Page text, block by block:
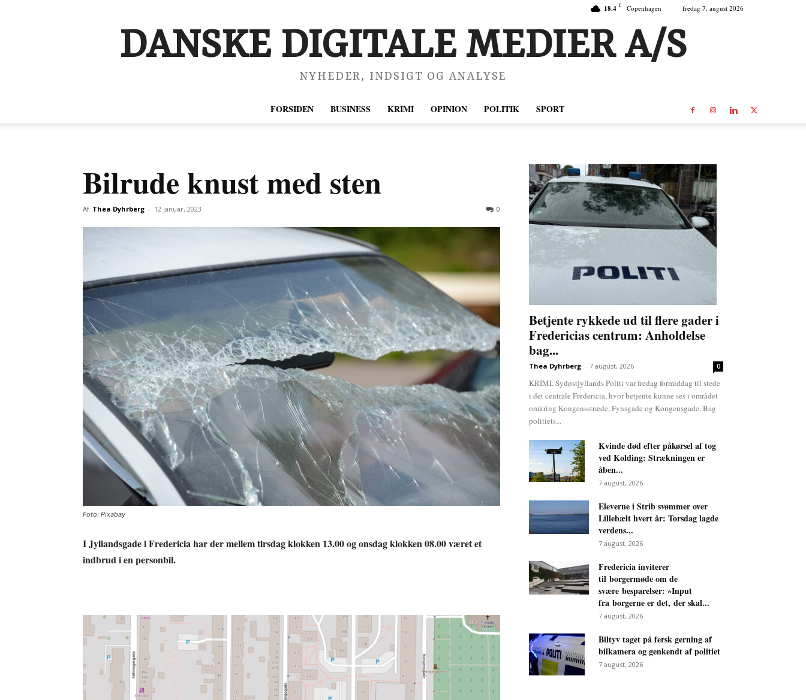
18.4 C Copenhagen fredag 7. august 2026
DANSKE DIGITALE MEDIER A/S
NYHEDER, INDSIGT OG ANALYSE
FORSIDEN BUSINESS KRIMI OPINION POLITIK SPORT
Bilrude knust med sten
Af Thea Dyhrberg - 12 januar, 2023 0
Foto: Pixabay
I Jyllandsgade i Fredericia har der mellem tirsdag klokken 13.00 og onsdag klokken 08.00 været et
indbrud i en personbil.
Betjente rykkede ud til flere gader i
Fredericias centrum: Anholdelse
bag...
Thea Dyhrberg - 7 august, 2026 0
KRIMI. Sydøstjyllands Politi var fredag formiddag til stede
i det centrale Fredericia, hvor betjente kunne ses i området
omkring Kongensstræde, Fynsgade og Kongensgade. Bag
politiets...
Kvinde død efter påkørsel af tog
ved Kolding: Strækningen er
åben...
7 august, 2026
Eleverne i Strib svømmer over
Lillebælt hvert år: Torsdag lagde
verdens...
7 august, 2026
Fredericia inviterer
til borgermøde om de
svære besparelser: »Input
fra borgerne er det, der skal...
7 august, 2026
Biltyv taget på fersk gerning af
bilkamera og genkendt af politiet
7 august, 2026